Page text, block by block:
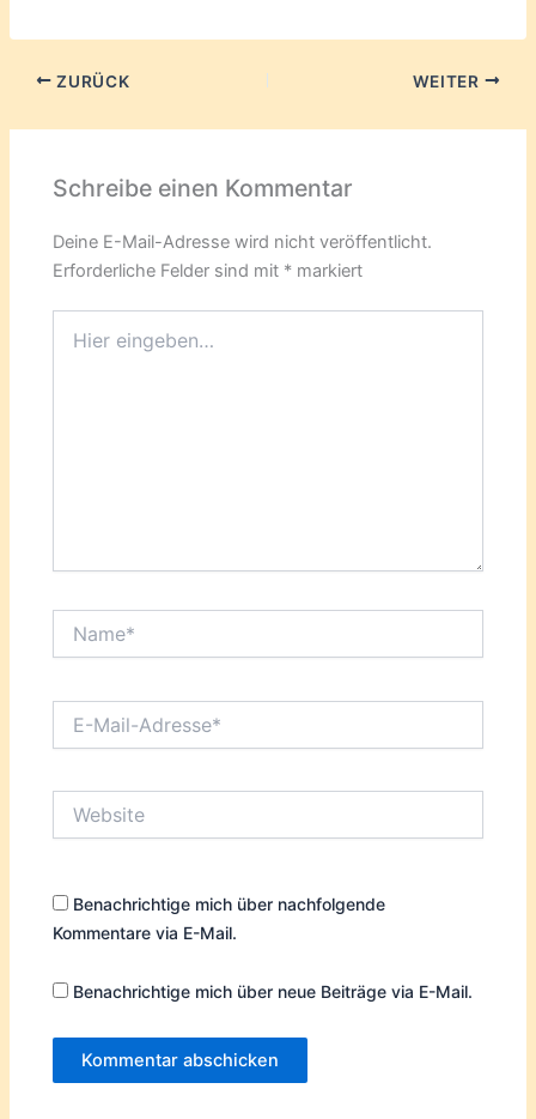
ZURÜCK WEITER
Schreibe einen Kommentar
Deine E-Mail-Adresse wird nicht veröffentlicht.
Erforderliche Felder sind mit * markiert
eingeben…
Mail-
Benachrichtige mich über nachfolgende
Kommentare via E-Mail.
Benachrichtige mich über neue Beiträge via E-Mail.